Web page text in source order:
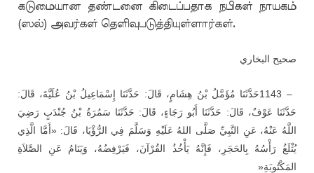
கடுமையான தண்டனை கிடைப்பதாக நபிகள் நாயகம்
(ஸல்) அவர்கள் தெளிவுபடுத்தியுள்ளார்கள்.
صحيح البخاري
1143 –حَدَّثَنَا مُؤَمَّلُ بْنُ هِشَامٍ، قَالَ: حَدَّثَنَا إِسْمَاعِيلُ بْنُ عُلَيَّةَ، قَالَ:
حَدَّثَنَا عَوْفٌ، قَالَ: حَدَّثَنَا أَبُو رَجَاءٍ، قَالَ: حَدَّثَنَا سَمُرَةُ بْنُ جُنْدَبٍ رَضِيَ
اللَّهُ عَنْهُ، عَنِ النَّبِيِّ صَلَّى اللهُ عَلَيْهِ وَسَلَّمَ فِي الرُّؤْيَا، قَالَ: «أَمَّا الَّذِي
يُثْلَغُ رَأْسُهُ بِالحَجَرِ، فَإِنَّهُ يَأْخُذُ القُرْآنَ، فَيَرْفِضُهُ، وَيَنَامُ عَنِ الصَّلاَةِ
المَكْتُوبَةِ»